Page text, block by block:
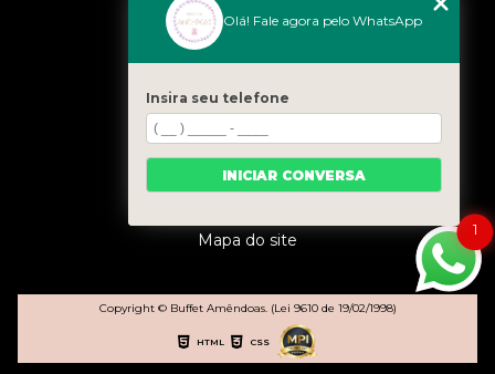
MENU
Quem somos
Serviços
Eventos
Gastronomia
Contato
Mapa do site
Copyright © Buffet Amêndoas. (Lei 9610 de 19/02/1998)
HTML CSS
1
Olá! Fale agora pelo WhatsApp
Insira seu telefone
INICIAR CONVERSA